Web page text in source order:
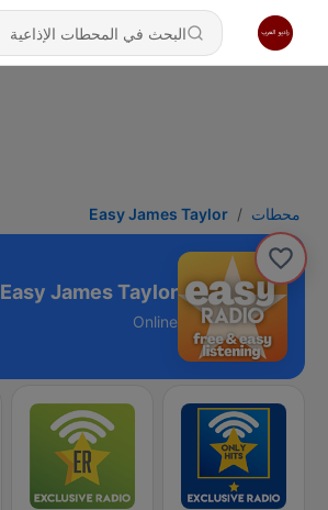
محطات Easy James Taylor
Easy James Taylor
Online